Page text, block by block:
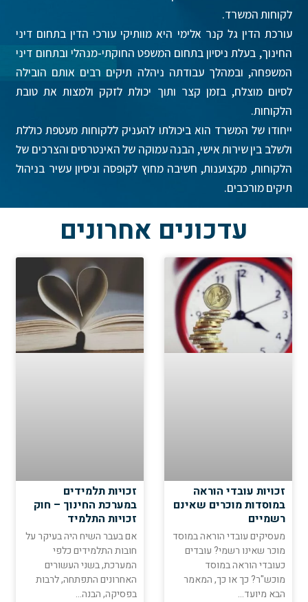
לקוחות המשרד.
עורכת הדין גל קנר אלימי היא מוותיקי עורכי הדין בתחום דיני
החינוך, בעלת ניסיון בתחום המשפט החוקתי-מנהלי ובתחום דיני
המשפחה, ובמהלך עבודתה ניהלה תיקים רבים אותם הובילה
לסיום מוצלח, בזמן קצר ותוך יכולת לזקק ולמצות את טובת
הלקוחות.
ייחודו של המשרד הוא ביכולתו להעניק ללקוחות מעטפת כוללת
ולשלב בין שירות אישי, הבנה עמוקה של האינטרסים והצרכים של
הלקוחות, מקצוענות, חשיבה מחוץ לקופסה וניסיון עשיר בניהול
תיקים מורכבים.
עדכונים אחרונים
זכויות עובדי הוראה
במוסדות מוכרים שאינם
רשמיים
מעסיקים עובדי הוראה במוסד
מוכר שאינו רשמי? עובדים
כעובדי הוראה במוסד
מוכש"ר? כך או כך, המאמר
הבא מיועד…
זכויות תלמידים
במערכת החינוך – חוק
זכויות התלמיד
אם בעבר השיח היה בעיקר על
חובות התלמידים כלפי
המערכת, בשני העשורים
האחרונים התפתחה, לרבות
בפסיקה, הבנה…